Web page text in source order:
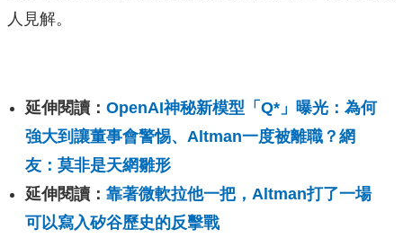
人見解。
延伸閱讀： OpenAI神秘新模型「Q*」曝光：為何
強大到讓董事會警惕、Altman一度被離職？網
友：莫非是天網雛形
延伸閱讀： 靠著微軟拉他一把，Altman打了一場
可以寫入矽谷歷史的反擊戰